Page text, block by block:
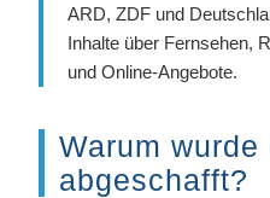
ARD, ZDF und
Inhalte über Fernsehen,
und Online-Angebote.
Warum wurde
abgeschafft?